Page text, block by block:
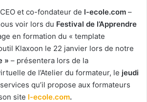
CEO et co-fondateur de l-ecole.com –
voir lors du Festival de l’Apprendre
en formation du « template
Klaxoon le 22 janvier lors de notre
» – présentera lors de la
de l’Atelier du formateur, le jeudi
qu’il propose aux formateurs
site l-ecole.com.